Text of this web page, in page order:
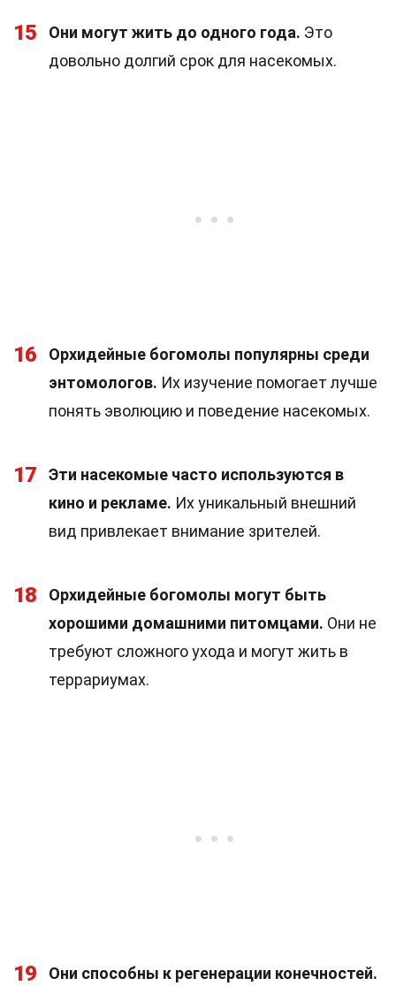
15 Они могут жить до одного года. Это
довольно долгий срок для насекомых.
16
Орхидейные богомолы популярны среди
энтомологов. Их изучение помогает лучше
понять эволюцию и поведение насекомых.
17
Эти насекомые часто используются в
кино и рекламе. Их уникальный внешний
вид привлекает внимание зрителей.
18
Орхидейные богомолы могут быть
хорошими домашними питомцами. Они не
требуют сложного ухода и могут жить в
террариумах.
19 Они способны к регенерации конечностей.